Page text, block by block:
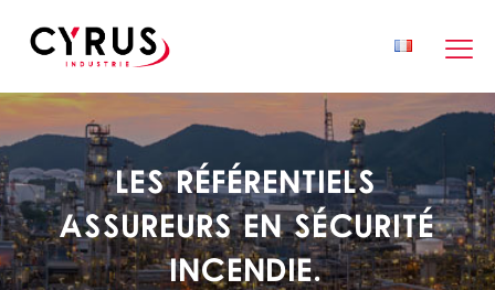
Les Référentiels
Assureurs en sécurité
incendie.